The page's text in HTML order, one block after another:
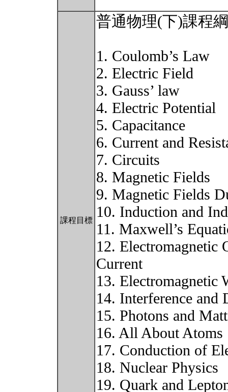
課程目標
普通物理(下)課程
1. Coulomb’s Law
2. Electric Field
3. Gauss’ law
4. Electric Potential
5. Capacitance
6. Current and
7. Circuits
8. Magnetic Fields
9. Magnetic Fields
10. Induction and
11. Maxwell’s
12. Electromagnetic
Current
13. Electromagnetic
14. Interference and
15. Photons and
16. All About Atoms
17. Conduction of
18. Nuclear Physics
19. Quark and